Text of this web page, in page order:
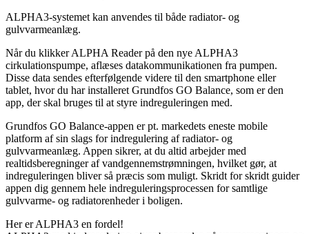
ALPHA3-systemet kan anvendes til både radiator- og
gulvvarmeanlæg.
Når du klikker ALPHA Reader på den nye ALPHA3
cirkulationspumpe, aflæses datakommunikationen fra pumpen.
Disse data sendes efterfølgende videre til den smartphone eller
tablet, hvor du har installeret Grundfos GO Balance, som er den
app, der skal bruges til at styre indreguleringen med.
Grundfos GO Balance-appen er pt. markedets eneste mobile
platform af sin slags for indregulering af radiator- og
gulvvarmeanlæg. Appen sikrer, at du altid arbejder med
realtidsberegninger af vandgennemstrømningen, hvilket gør, at
indreguleringen bliver så præcis som muligt. Skridt for skridt guider
appen dig gennem hele indreguleringsprocessen for samtlige
gulvvarme- og radiatorenheder i boligen.
Her er ALPHA3 en fordel!